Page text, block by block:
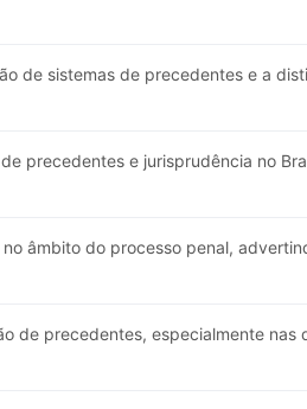
de sistemas de precedentes e a
precedentes e jurisprudência no
âmbito do processo penal,
de precedentes, especialmente nas